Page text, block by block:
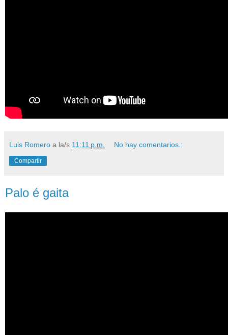
Luis Romero a la/s 11:11 p.m. No hay comentarios.:
Compartir
Palo é gaita